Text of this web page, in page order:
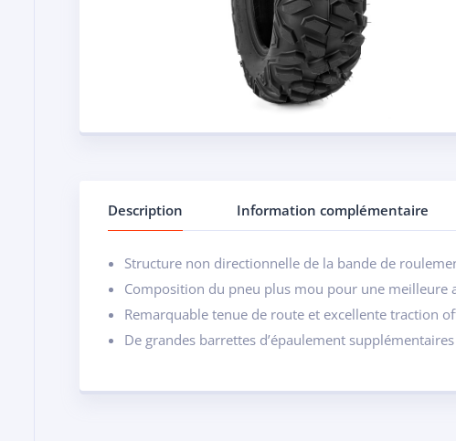
Description Information complémentaire
Structure non directionnelle de la bande de
Composition du pneu plus mou pour une meilleure
Remarquable tenue de route et excellente traction
De grandes barrettes d’épaulement